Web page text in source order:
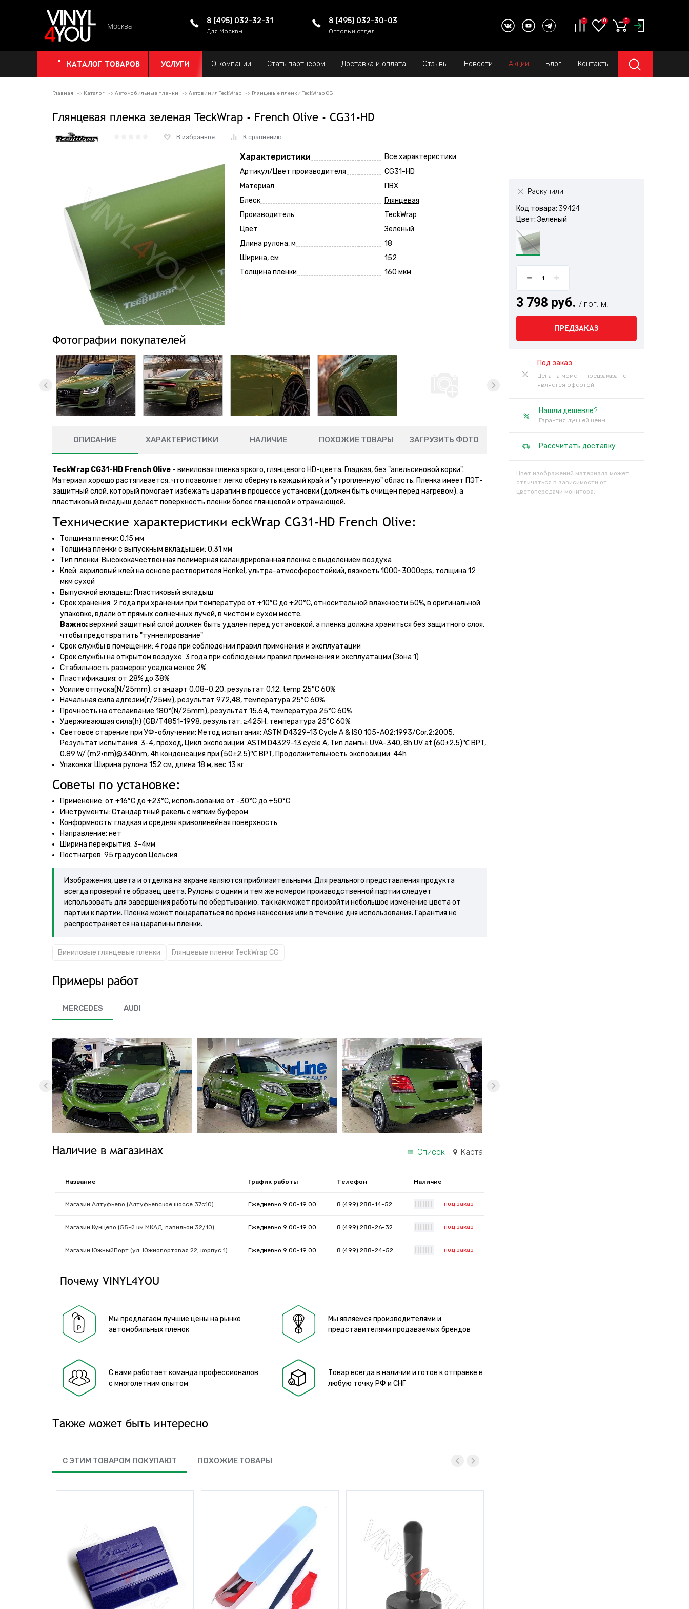
Москва
8 (495) 032-32-31
Для Москвы
8 (495) 032-30-03
Оптовый отдел
0 0 0
КАТАЛОГ ТОВАРОВ УСЛУГИ О компании Стать партнером Доставка и оплата Отзывы Новости Акции Блог Контакты
Главная Каталог Автомобильные пленки Автовинил TeckWrap Глянцевые пленки TeckWrap CG
Глянцевая пленка зеленая TeckWrap - French Olive - CG31-HD
В избранное К сравнению
Характеристики
Все характеристики
Артикул/Цвет производителя
CG31-HD
Материал
ПВХ
Блеск
Глянцевая
Производитель
TeckWrap
Цвет
Зеленый
Длина рулона, м
18
Ширина, см
152
Толщина пленки
160 мкм
Фотографии покупателей
Раскупили
Код товара: 39424
Цвет: Зеленый
3 798 руб. / пог. м.
ПРЕДЗАКАЗ
Под заказ
Цена на момент предзаказа не
является офертой
Нашли дешевле?
Гарантия лучшей цены!
Рассчитать доставку
Цвет изображений материала может
отличаться в зависимости от
цветопередачи монитора.
ОПИСАНИЕ ХАРАКТЕРИСТИКИ НАЛИЧИЕ ПОХОЖИЕ ТОВАРЫ ЗАГРУЗИТЬ ФОТО
TeckWrap CG31-HD French Olive - виниловая пленка яркого, глянцевого HD-цвета. Гладкая, без "апельсиновой корки".
Материал хорошо растягивается, что позволяет легко обернуть каждый край и "утропленную" область. Пленка имеет ПЭТ-
защитный слой, который помогает избежать царапин в процессе установки (должен быть очищен перед нагревом), а
пластиковый вкладыш делает поверхность пленки более глянцевой и отражающей.
Технические характеристики eckWrap CG31-HD French Olive:
Толщина пленки: 0,15 мм
Толщина пленки с выпускным вкладышем: 0,31 мм
Тип пленки: Высококачественная полимерная каландрированная пленка с выделением воздуха
Клей: акриловый клей на основе растворителя Henkel, ультра-атмосферостойкий, вязкость 1000~3000cps, толщина 12
мкм сухой
Выпускной вкладыш: Пластиковый вкладыш
Срок хранения: 2 года при хранении при температуре от +10°C до +20°C, относительной влажности 50%, в оригинальной
упаковке, вдали от прямых солнечных лучей, в чистом и сухом месте.
Важно:верхний защитный слой должен быть удален перед установкой, а пленка должна храниться без защитного слоя,
чтобы предотвратить "туннелирование"
Срок службы в помещении: 4 года при соблюдении правил применения и эксплуатации
Срок службы на открытом воздухе: 3 года при соблюдении правил применения и эксплуатации (Зона 1)
Стабильность размеров: усадка менее 2%
Пластификация: от 28% до 38%
Усилие отпуска(N/25mm), стандарт 0.08~0.20, результат 0.12, temp 25°C 60%
Начальная сила адгезии(г/25мм), результат 972,48, температура 25°C 60%
Прочность на отслаивание 180°(N/25mm), результат 15.64, температура 25°C 60%
Удерживающая сила(h) (GB/T4851-1998, результат, ≥425H, температура 25°C 60%
Световое старение при УФ-облучении: Метод испытания: ASTM D4329-13 Cycle A & ISO 105-A02:1993/Cor.2:2005,
Результат испытания: 3-4, проход, Цикл экспозиции: ASTM D4329-13 cycle A, Тип лампы: UVA-340, 8h UV at (60±2.5)℃ BPT,
0.89 W/ (m2•nm)@340nm, 4h конденсация при (50±2.5)℃ BPT, Продолжительность экспозиции: 44h
Упаковка: Ширина рулона 152 см, длина 18 м, вес 13 кг
Советы по установке:
Применение: от +16°С до +23°С, использование от -30°С до +50°С
Инструменты: Стандартный ракель с мягким буфером
Конформность: гладкая и средняя криволинейная поверхность
Направление: нет
Ширина перекрытия: 3-4мм
Постнагрев: 95 градусов Цельсия
Изображения, цвета и отделка на экране являются приблизительными. Для реального представления продукта
всегда проверяйте образец цвета. Рулоны с одним и тем же номером производственной партии следует
использовать для завершения работы по обертыванию, так как может произойти небольшое изменение цвета от
партии к партии. Пленка может поцарапаться во время нанесения или в течение дня использования. Гарантия не
распространяется на царапины пленки.
Виниловые глянцевые пленки Глянцевые пленки TeckWrap CG
Примеры работ
MERCEDES AUDI
Наличие в магазинах Список Карта
Название График работы Телефон Наличие
Магазин Алтуфьево (Алтуфьевское шоссе 37с10) Ежедневно 9:00-19:00 8 (499) 288-14-52 под заказ
Магазин Кунцево (55-й км МКАД, павильон 32/10) Ежедневно 9:00-19:00 8 (499) 288-26-32 под заказ
Магазин ЮжныйПорт (ул. Южнопортовая 22, корпус 1) Ежедневно 9:00-19:00 8 (499) 288-24-52 под заказ
Почему VINYL4YOU
Мы предлагаем лучшие цены на рынке
автомобильных пленок
Мы являемся производителями и
представителями продаваемых брендов
С вами работает команда профессионалов
с многолетним опытом
Товар всегда в наличии и готов к отправке в
любую точку РФ и СНГ
Также может быть интересно
С ЭТИМ ТОВАРОМ ПОКУПАЮТ ПОХОЖИЕ ТОВАРЫ